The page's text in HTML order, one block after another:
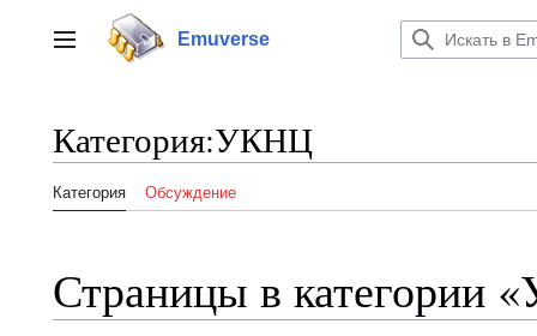
к
содержанию
Переключить боковую панель
Emuverse
Категория:УКНЦ
Категория Обсуждение
Страницы в категории